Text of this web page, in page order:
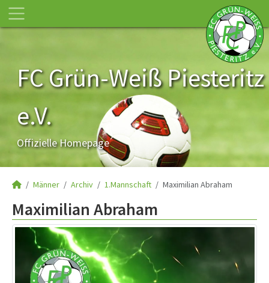
FC Grün-Weiß Piesteritz
e.V.
Offizielle Homepage
Männer Archiv 1.Mannschaft Maximilian Abraham
Maximilian Abraham